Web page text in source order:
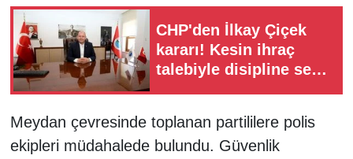
CHP'den İlkay Çiçek
kararı! Kesin ihraç
talebiyle disipline sevk
Meydan çevresinde toplanan partililere polis
ekipleri müdahalede bulundu. Güvenlik